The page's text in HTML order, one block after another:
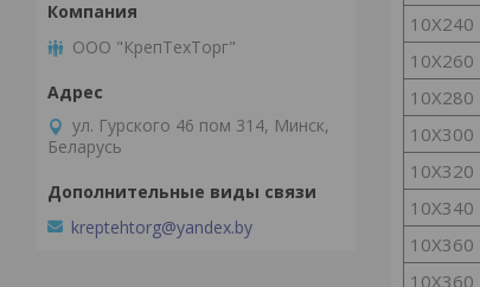
10Х240
10Х260
10Х280
10Х300
10Х320
10Х340
10Х360
10Х360
ООО "КрепТехТорг"
ул. Гурского 46 пом 314, Минск,
Беларусь
kreptehtorg@yandex.by